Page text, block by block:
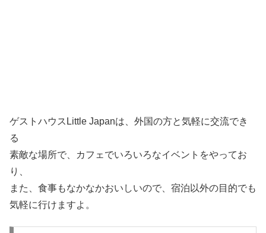
ゲストハウスLittle Japanは、外国の方と気軽に交流でき
る
素敵な場所で、カフェでいろいろなイベントをやってお
り、
また、食事もなかなかおいしいので、宿泊以外の目的でも
気軽に行けますよ。